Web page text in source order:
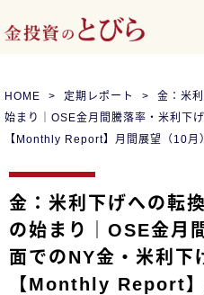
HOME 定期レポート
金：米
始まり｜OSE金月間騰落率・米利下
【Monthly Report】月間展望（10月）
金：米利下げへの転
の始まり｜OSE金月
面でのNY金・米利下
【Monthly Report】